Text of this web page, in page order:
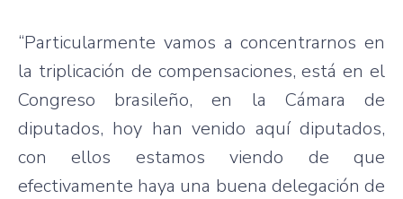
“Particularmente vamos a concentrarnos en
la triplicación de compensaciones, está en el
Congreso brasileño, en la Cámara de
diputados, hoy han venido aquí diputados,
con ellos estamos viendo de que
efectivamente haya una buena delegación de